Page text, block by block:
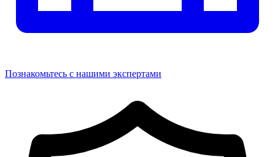
Познакомьтесь с нашими экспертами